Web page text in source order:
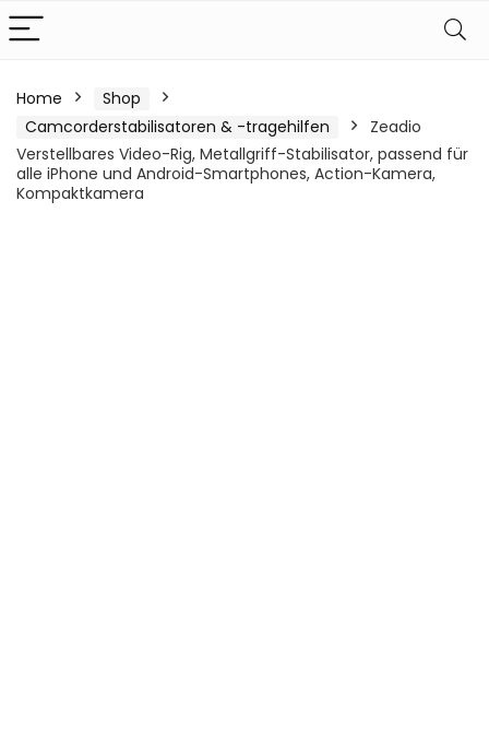
Home
Shop
Camcorderstabilisatoren & -tragehilfen
Zeadio
Verstellbares Video-Rig, Metallgriff-Stabilisator, passend für
alle iPhone und Android-Smartphones, Action-Kamera,
Kompaktkamera